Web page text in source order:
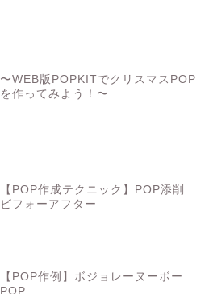
〜WEB版POPKITでクリスマスPOP
を作ってみよう！〜
【POP作成テクニック】POP添削
ビフォーアフター
【POP作例】ボジョレーヌーボー
POP